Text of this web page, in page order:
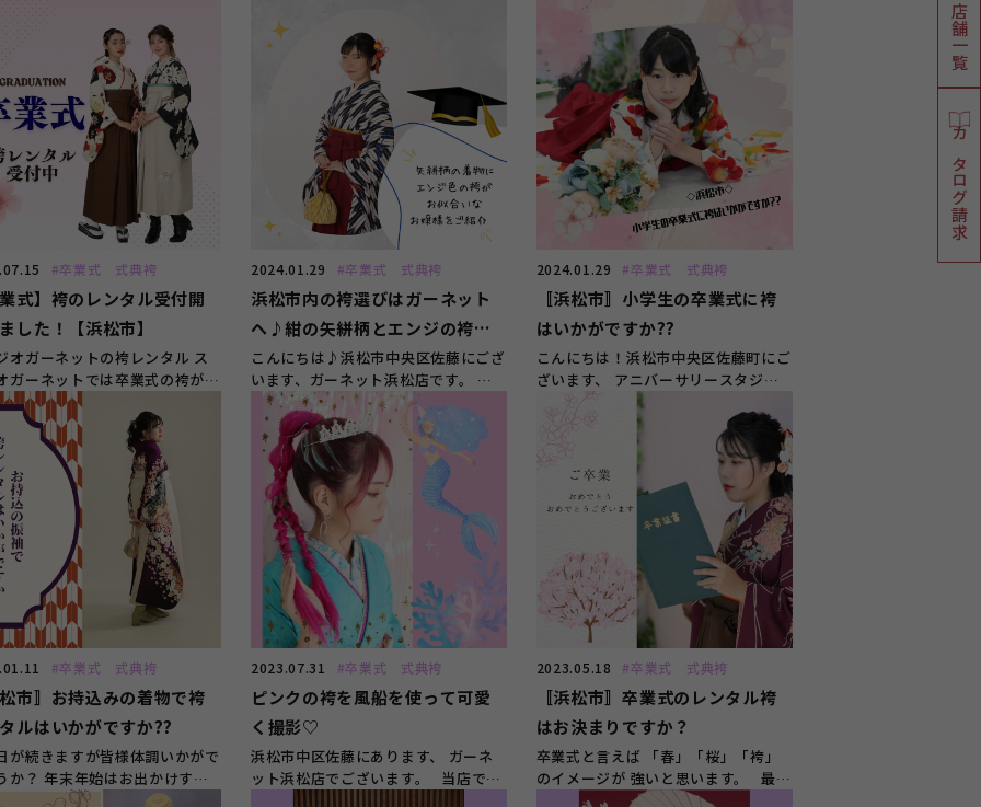
#卒業式 式典袴
業式】袴のレンタル受付開
した！【浜松市】
オガーネットの袴レンタル ス
ガーネットでは卒業式の袴がレ
出来ます！今どきデザ...
2024.01.29 #卒業式 式典袴
浜松市内の袴選びはガーネット
へ♪紺の矢絣柄とエンジの袴が
お似合いなお嬢様をご紹介！
こんにちは♪浜松市中央区佐藤にござ
います、ガーネット浜松店です。 お
正月が終わり学生の方は進級、進...
2024.01.29 #卒業式 式典袴
〚浜松市〛小学生の卒業式に袴
はいかがですか??
こんにちは！浜松市中央区佐藤町にご
ざいます、 アニバーサリースタジオ
ガーネット浜松店です(^^♪ &nb...
#卒業式 式典袴
松市〛お持込みの着物で袴
ルはいかがですか??
が続きますが皆様体調いかがで
か？ 年末年始はお出かけする
増えて体調を崩しやすい...
2023.07.31 #卒業式 式典袴
ピンクの袴を風船を使って可愛
く撮影♡
浜松市中区佐藤にあります、 ガーネ
ット浜松店でございます。 当店では
成人式のお振袖や 卒...
2023.05.18 #卒業式 式典袴
〚浜松市〛卒業式のレンタル袴
はお決まりですか？
卒業式と言えば 「春」「桜」「袴」
のイメージが 強いと思います。 最
近、浜松市では大学生...
店舗一覧
カタログ請求